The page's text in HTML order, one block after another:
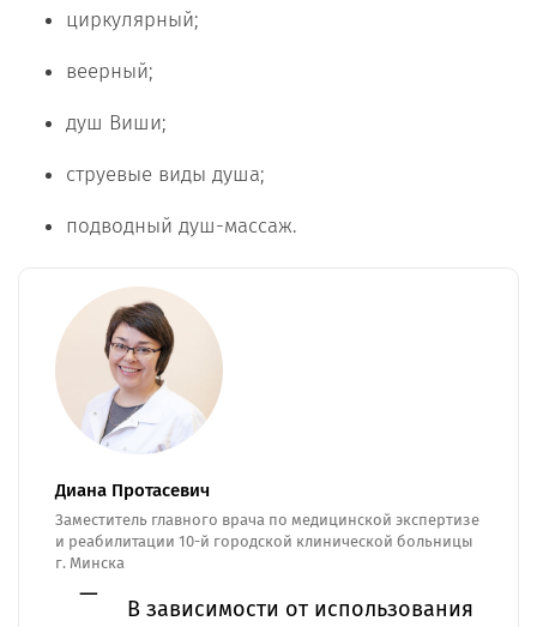
циркулярный;
веерный;
душ Виши;
струевые виды душа;
подводный душ-массаж.
Диана Протасевич
Заместитель главного врача по медицинской экспертизе
и реабилитации 10-й городской клинической больницы
г. Минска
В зависимости от использования